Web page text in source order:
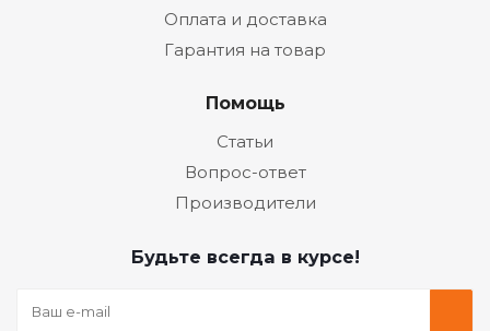
Оплата и доставка
Гарантия на товар
Помощь
Статьи
Вопрос-ответ
Производители
Будьте всегда в курсе!